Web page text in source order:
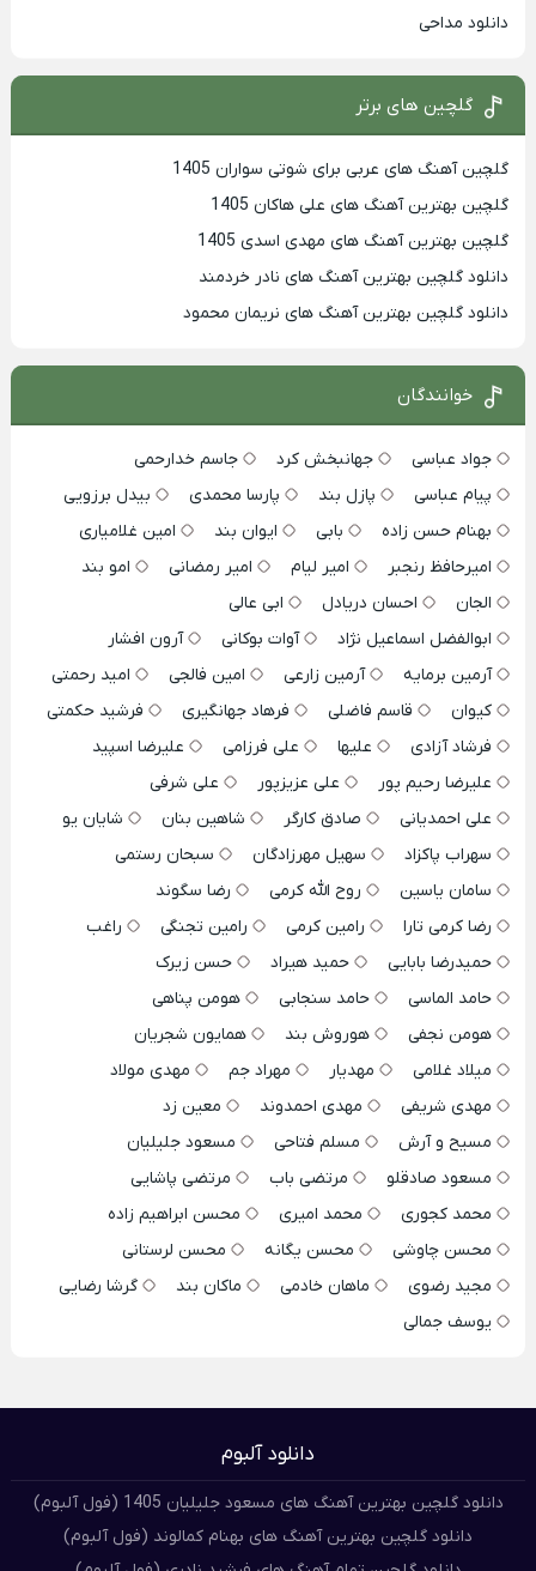
دانلود مداحی
گلچین های برتر
گلچین آهنگ های عربی برای شوتی سواران 1405
گلچین بهترين آهنگ های علی هاکان 1405
گلچین بهترین آهنگ های مهدی اسدی 1405
دانلود گلچین بهترین آهنگ های نادر خردمند
دانلود گلچین بهترین آهنگ های نریمان محمود
خوانندگان
جواد عباسی جهانبخش کرد
جاسم خدارحمی
پیام عباسی
پازل بند پارسا محمدی
بیدل برزویی
بهنام حسن زاده
بابی ایوان بند
امین غلامیاری
امیرحافظ رنجبر
امیر لیام امیر رمضانی
امو بند
الجان
احسان دریادل
ابی عالی
ابوالفضل اسماعیل نژاد
آوات بوکانی
آرون افشار
آرمین برمایه
آرمین زارعی امین فالجی
امید رحمتی
کیوان
قاسم فاضلی فرهاد جهانگیری
فرشید حکمتی
فرشاد آزادی
علیها علی فرزامی
علیرضا اسپید
علیرضا رحیم پور
علی عزیزپور
علی شرفی
علی احمدیانی
صادق کارگر شاهین بنان
شایان یو
سهراب پاکزاد
سهیل مهرزادگان
سبحان رستمی
سامان یاسین
روح الله کرمی
رضا سگوند
رضا کرمی تارا
رامین کرمی رامین تجنگی
راغب
حمیدرضا بابایی
حمید هیراد
حسن زیرک
حامد الماسی
حامد سنجابی
هومن پناهی
هومن نجفی
هوروش بند
همایون شجریان
میلاد غلامی
مهدیار مهراد جم
مهدی مولاد
مهدی شریفی
مهدی احمدوند
معین زد
مسیح و آرش
مسلم فتاحی
مسعود جلیلیان
مسعود صادقلو
مرتضی باب
مرتضی پاشایی
محمد کجوری
محمد امیری
محسن ابراهیم زاده
محسن چاوشی
محسن یگانه
محسن لرستانی
مجید رضوی
ماهان خادمی ماکان بند
گرشا رضایی
یوسف جمالی
دانلود آلبوم
دانلود گلچین بهترین آهنگ های مسعود جلیلیان 1405 (فول آلبوم)
دانلود گلچین بهترین آهنگ های بهنام کمالوند (فول آلبوم)